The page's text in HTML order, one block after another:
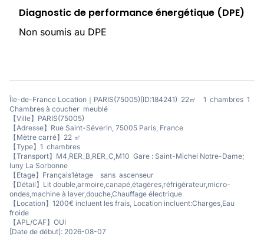
Diagnostic de performance énergétique (DPE)
Non soumis au DPE
Île-de-France Location｜PARIS(75005)(ID:184241) 22㎡ 1 chambres 1
Chambres à coucher meublé
【Ville】PARIS(75005)
【Adresse】Rue Saint-Séverin, 75005 Paris, France
【Mètre carré】22 ㎡
【Type】1 chambres
【Transport】M4,RER_B,RER_C,M10 Gare : Saint-Michel Notre-Dame;
luny La Sorbonne
【Etage】Français1étage sans ascenseur
【Détail】Lit double,armoire,canapé,étagères,réfrigérateur,micro-
ondes,machine à laver,douche,Chauffage électrique
【Location】1200€ incluent les frais, Location incluent:Charges,Eau
froide
【APL/CAF】OUI
[Date de début]: 2026-08-07